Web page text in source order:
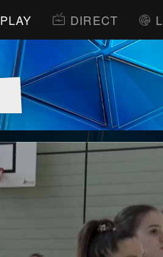
PLAY DIRECT